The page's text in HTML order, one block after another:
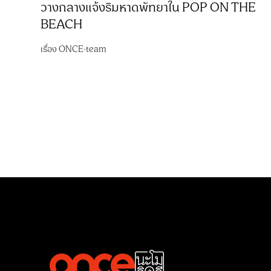
วางกลางแจ้งริมหาดพัทยาใน POP ON THE
BEACH
เรื่องONCE-team